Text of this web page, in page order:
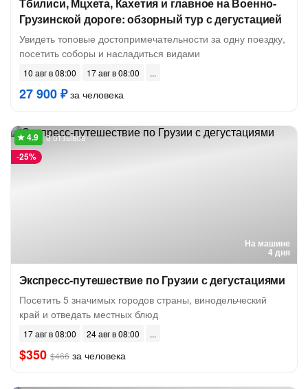
Грузинской дороге: обзорный тур с дегустацией
Увидеть топовые достопримечательности за одну поездку,
посетить соборы и насладиться видами
10 авг в 08:00 17 авг в 08:00
27 900 ₽за человека
На машине
4 дня
-25%
8 отзывов
Экспресс-путешествие по Грузии с дегустациями
Посетить 5 значимых городов страны, винодельческий
край и отведать местных блюд
17 авг в 08:00 24 авг в 08:00
$350 $466 за человека